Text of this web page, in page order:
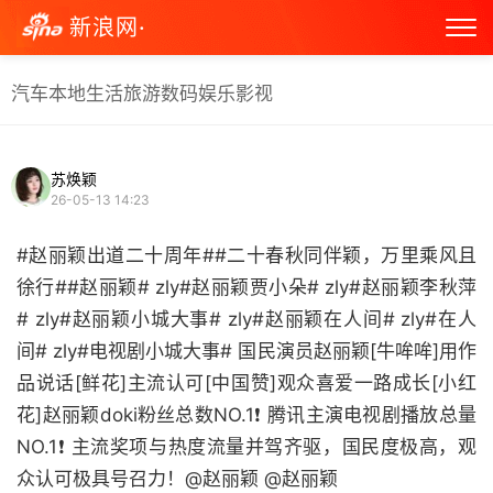
新浪网·
汽车本地生活旅游数码娱乐影视
苏焕颖
26-05-13 14:23
#赵丽颖出道二十周年##二十春秋同伴颖，万里乘风且
徐行##赵丽颖# zly#赵丽颖贾小朵# zly#赵丽颖李秋萍
# zly#赵丽颖小城大事# zly#赵丽颖在人间# zly#在人
间# zly#电视剧小城大事# 国民演员赵丽颖[牛哞哞]用作
品说话[鲜花]主流认可[中国赞]观众喜爱一路成长[小红
花]赵丽颖doki粉丝总数NO.1❗ 腾讯主演电视剧播放总量
NO.1❗ 主流奖项与热度流量并驾齐驱，国民度极高，观
众认可极具号召力！@赵丽颖 @赵丽颖